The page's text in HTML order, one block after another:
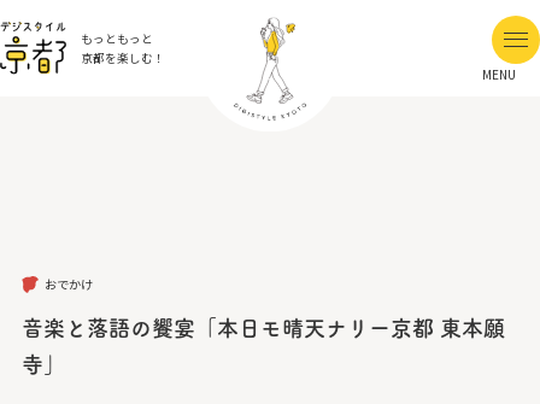
もっともっと
京都を楽しむ！
MENU
おでかけ
音楽と落語の饗宴「本日モ晴天ナリー京都 東本願
寺」